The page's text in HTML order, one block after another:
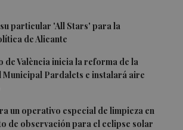
particular 'All Stars' para la
de Alicante
de València inicia la reforma de la
Municipal Pardalets e instalará aire
un operativo especial de limpieza en
de observación para el eclipse solar